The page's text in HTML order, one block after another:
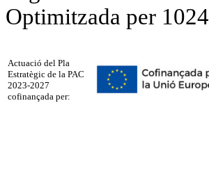
Optimitzada per
Actuació del Pla
Estratègic de la PAC
2023-2027
cofinançada per: